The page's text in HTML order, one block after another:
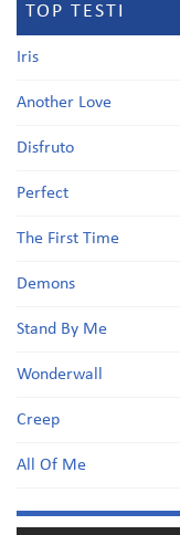
TOP TESTI
Iris
Another Love
Disfruto
Perfect
The First Time
Demons
Stand By Me
Wonderwall
Creep
All Of Me